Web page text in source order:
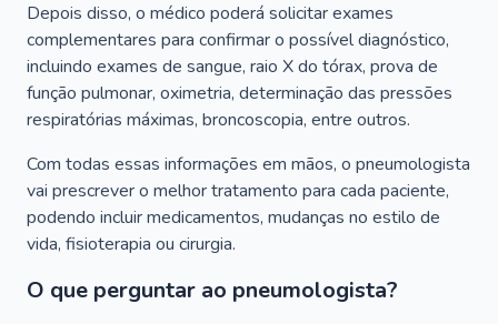
Depois disso, o médico poderá solicitar exames
complementares para confirmar o possível diagnóstico,
incluindo exames de sangue, raio X do tórax, prova de
função pulmonar, oximetria, determinação das pressões
respiratórias máximas, broncoscopia, entre outros.
Com todas essas informações em mãos, o pneumologista
vai prescrever o melhor tratamento para cada paciente,
podendo incluir medicamentos, mudanças no estilo de
vida, fisioterapia ou cirurgia.
O que perguntar ao pneumologista?